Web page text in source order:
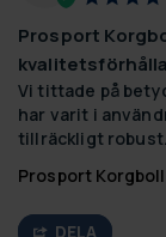
Prosport
Vi tittade på
har varit i
tillräckligt robust.
Prosport
DELA